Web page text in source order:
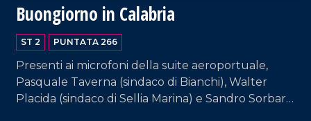
Buongiorno in Calabria
ST 2 PUNTATA 266
Presenti ai microfoni della suite aeroportuale,
Pasquale Taverna (sindaco di Bianchi), Walter
Placida (sindaco di Sellia Marina) e Sandro Sorbara,
VAI AL TITOLO